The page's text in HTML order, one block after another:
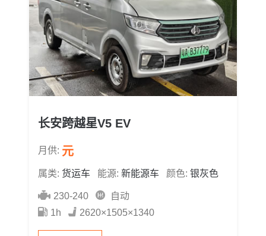
长安跨越星V5 EV
月供: 元
属类: 货运车 能源: 新能源车 颜色: 银灰色
230-240
自动
1h
2620×1505×1340